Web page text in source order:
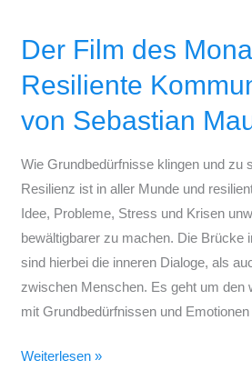
Der Film des
Resiliente
von Sebastian
Wie Grundbedürfnisse klingen und zu
Resilienz ist in aller Munde und
Idee, Probleme, Stress und Krisen
bewältigbarer zu machen. Die Brücke
sind hierbei die inneren Dialoge, als
zwischen Menschen. Es geht um den
mit Grundbedürfnissen und
des
Resiliente
Kommunikation
Sebastian
Mauritz
Weiterlesen »